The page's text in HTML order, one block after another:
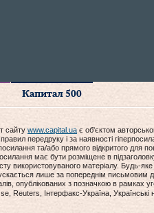
Капитал 500
сайту www.capital.ua є об'єктом
передруку і за наявності
та/або прямого відкритого
має бути розміщене в
матеріалу. Будь-яке
лише за попереднім письмовим
опублікованих з позначкою в рамках
Reuters, Інтерфакс-Україна,